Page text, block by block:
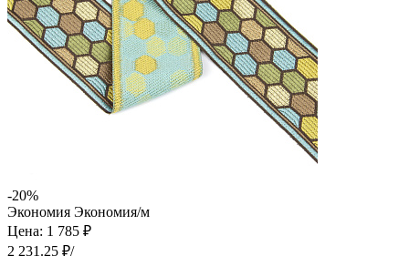
-20%
Экономия Экономия/м
Цена: 1 785 ₽
2 231.25 ₽/